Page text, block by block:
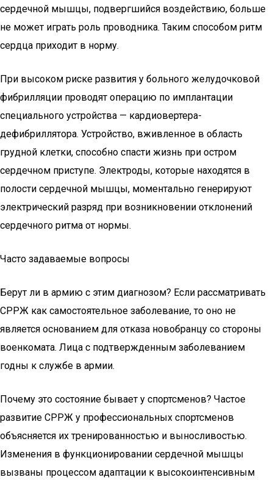
сердечной мышцы, подвергшийся воздействию, больше
не может играть роль проводника. Таким способом ритм
сердца приходит в норму.
При высоком риске развития у больного желудочковой
фибрилляции проводят операцию по имплантации
специального устройства — кардиовертера-
дефибриллятора. Устройство, вживленное в область
грудной клетки, способно спасти жизнь при остром
сердечном приступе. Электроды, которые находятся в
полости сердечной мышцы, моментально генерируют
электрический разряд при возникновении отклонений
сердечного ритма от нормы.
Часто задаваемые вопросы
Берут ли в армию с этим диагнозом? Если рассматривать
СРРЖ как самостоятельное заболевание, то оно не
является основанием для отказа новобранцу со стороны
военкомата. Лица с подтвержденным заболеванием
годны к службе в армии.
Почему это состояние бывает у спортсменов? Частое
развитие СРРЖ у профессиональных спортсменов
объясняется их тренированностью и выносливостью.
Изменения в функционировании сердечной мышцы
вызваны процессом адаптации к высокоинтенсивным